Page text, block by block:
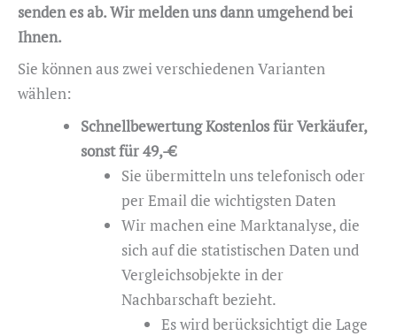
senden es ab. Wir melden uns dann umgehend bei
Ihnen.
Sie können aus zwei verschiedenen Varianten
wählen:
Schnellbewertung Kostenlos für Verkäufer,
sonst für 49,-€
Sie übermitteln uns telefonisch oder
per Email die wichtigsten Daten
Wir machen eine Marktanalyse, die
sich auf die statistischen Daten und
Vergleichsobjekte in der
Nachbarschaft bezieht.
Es wird berücksichtigt die Lage